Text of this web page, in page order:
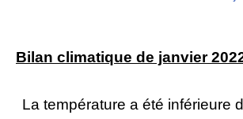
Bilan climatique de janvier
La température a été inférieure